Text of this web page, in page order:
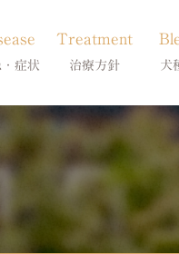
症状
レルギー
症
ペシアX
Treatment
治療方針
皮膚科特別診療
スキンケア療法
犬
柴犬の皮膚病
シーズーの皮
フレンチブ